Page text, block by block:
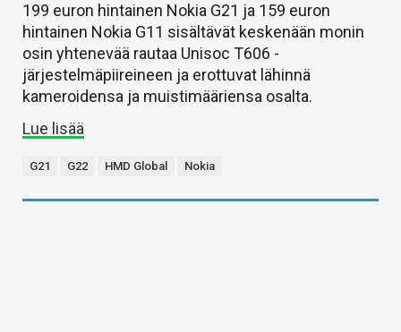
199 euron hintainen Nokia G21 ja 159 euron
hintainen Nokia G11 sisältävät keskenään monin
osin yhtenevää rautaa Unisoc T606 -
järjestelmäpiireineen ja erottuvat lähinnä
kameroidensa ja muistimääriensa osalta.
Lue lisää
G21 G22 HMD Global Nokia